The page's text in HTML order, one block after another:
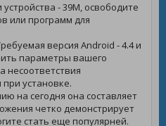
- 39M, освободите
или программ для
версия Android - 4.4 и
параметры вашего
несоответствия
установке.
на сегодня она составляет
четко демонстрирует
стать еще популярней.